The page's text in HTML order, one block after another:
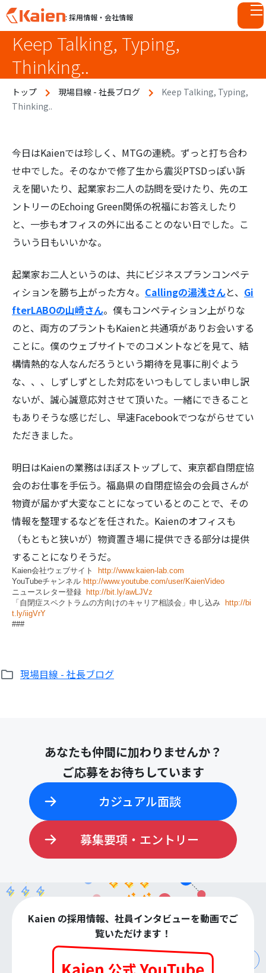
p
: 採用情報・会社情報
Keep Talking, Typing,
Thinking..
トップ 現場目線 - 社長ブログ
Keep Talking, Typing,
Thinking..
今日はKaienでは珍しく、MTGの連続。ずっと打ち合わ
せ中でした。そのなかで修了生から震災PTSDっぽい訴
えを聞いたり、起業家お二人の訪問を受けたり、先のエ
ントリーのEchoing Green関係の祝福にお答えしたり
と、一歩もオフィスの外に出ることのない日でした。こ
ういう日もいいかな。
起業家お二人というのは、共にビジネスプランコンペテ
ィションを勝ち上がった方々。 Callingの湯浅さんと、 Gi
fterLABOの山崎さん。僕もコンペティション上がりな
のと、両方のプラントもKaienと共通項がありお会いする
ことに。僕のウェブサイトでのコメントなどを見て、結
構情熱的な人なんだろうという期待を見事に削ぐよう
な、、、しずしずとした対応をいつもしてしまい申し訳
ないが、誠心誠意応対させて頂いた。一緒にできること
もありそうな感じだし、早速Facebookでつながらせてい
ただきました。
明日はKaienの業務はほぼストップして、東京都自閉症協
会のお仕事を手伝う。福島県の自閉症協会の会員さんが
物資が届かず大変なことになっているとのことで、その
情報を整理するなどを任された。Kaienのオフィスも
（もともと狭いが）物資置き場に提供できる部分は提供
することになりそうだ。
Kaien会社ウェブサイト
http://www.kaien-lab.com
YouTubeチャンネル http://www.youtube.com/user/KaienVideo
ニュースレター登録
http://bit.ly/awLJVz
「自閉症スペクトラムの方向けのキャリア相談会」申し込み
http://bi
t.ly/iigVrY
###
現場目線 - 社長ブログ
あなたも仲間に加わりませんか？
ご応募をお待ちしています
カジュアル面談
募集要項・エントリー
Kaien の採用情報、社員インタビューを動画でご
覧いただけます！